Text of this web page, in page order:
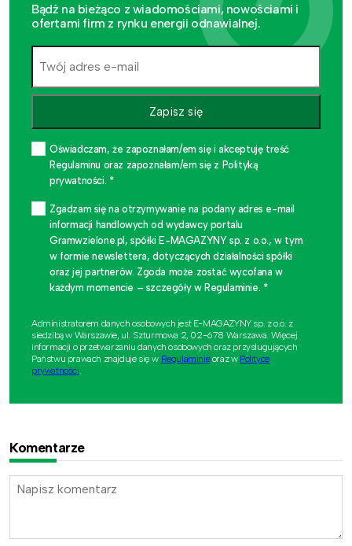
Bądź na bieżąco z wiadomościami, nowościami i
ofertami firm z rynku energii odnawialnej.
Zapisz się
Oświadczam, że zapoznałam/em się i akceptuję treść
Regulaminu oraz zapoznałam/em się z Polityką
prywatności. *
Zgadzam się na otrzymywanie na podany adres e-mail
informacji handlowych od wydawcy portalu
Gramwzielone.pl, spółki E-MAGAZYNY sp. z o.o., w tym
w formie newslettera, dotyczących działalności spółki
oraz jej partnerów. Zgoda może zostać wycofana w
każdym momencie – szczegóły w Regulaminie. *
Administratorem danych osobowych jest E-MAGAZYNY sp. z o.o. z
siedzibą w Warszawie, ul. Szturmowa 2, 02-678 Warszawa. Więcej
informacji o przetwarzaniu danych osobowych oraz przysługujących
Państwu prawach znajduje się w Regulaminieoraz w Polityce
prywatności.
Komentarze